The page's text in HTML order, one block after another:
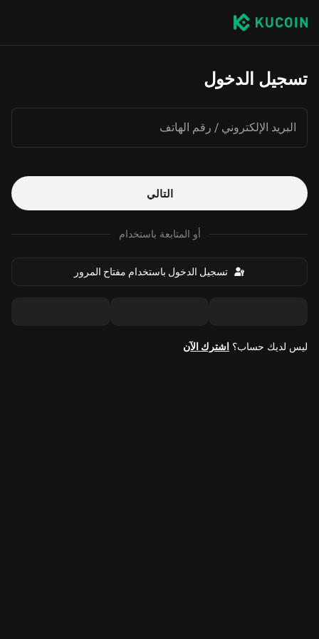
تسجيل الدخول
البريد الإلكتروني / رقم الهاتف
التالي
أو المتابعة باستخدام
تسجيل الدخول باستخدام مفتاح المرور
ليس لديك حساب؟ اشترك الآن